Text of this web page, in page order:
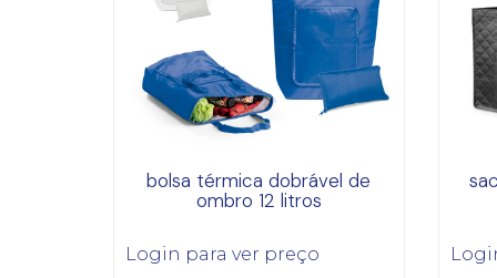
bolsa térmica dobrável de
ombro 12 litros
Login para ver preço